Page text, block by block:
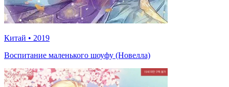
Китай • 2019
Воспитание маленького шоуфу (Новелла)